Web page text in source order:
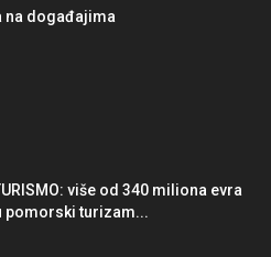
na događajima
više od 340 miliona evra
pomorski turizam...